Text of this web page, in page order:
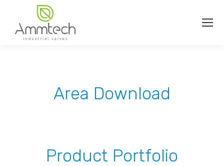
Area Download
Product Portfolio